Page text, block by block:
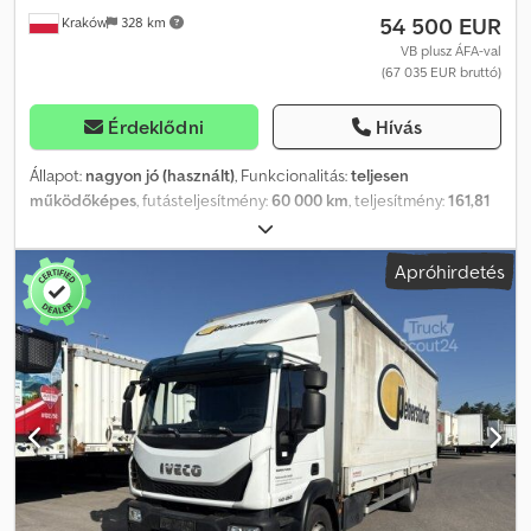
Kraków 328 km 54 500 EUR
VB plusz ÁFA-val
(67 035 EUR bruttó)
Érdeklődni Hívás
Állapot: nagyon jó (használt), Funkcionalitás:teljesen
működőképes, futásteljesítmény:60 000 km, teljesítmény:161,81
, üzemanyagtípus:dízel
maximális teherbírás:7 101 kg, össztömeg:16 000 kg,
tengelyelrendezés:
nappali fülke,
hajtástípus:
, kibocsátási osztály:Euro 5
acél, ülések száma: , raktér hossza: 4 200 mm, rakodótér
szélesség:2 460 mm, Gyártási év:2014 , Felszereltség:AdBlue,
daru, légkondicionálás
, Iveco Eurocargo 160 E22K billenő / 60
ezer km!!! / Fassi F95A.21 daru 2014-es év 60 ezer km Műszaki
adatok Össztömeg 16000 kg Súlya 8899 kg Hasznos teher 7101 kg
Teljesítmény 220 LE Euro 5 Adblue Mechanikus felfüggesztés
Tengelytáv 452 cm Hátsó billenő Méretek Hossza 420 cm
szélessége 246 cm Fassi F95A.21 daru Maximális emelőképesség
4420 kg Maximális nyúlás 5,9 m Rotátor Kanál Napi fülke, 3 ülőhely
Apróhirdetés